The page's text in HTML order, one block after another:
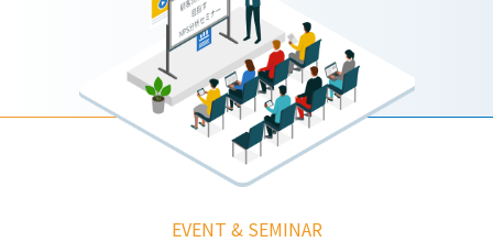
EVENT & SEMINAR